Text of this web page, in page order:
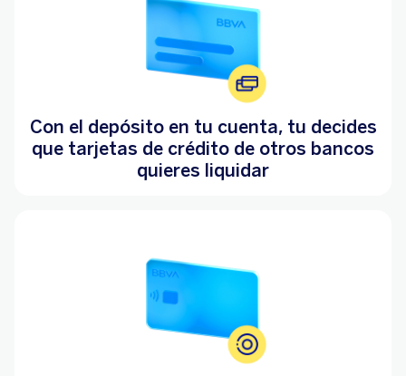
Con el depósito en tu cuenta, tu decides
que tarjetas de crédito de otros bancos
quieres liquidar